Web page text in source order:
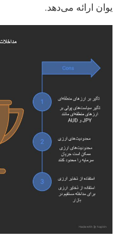
یوان ارائه می‌دهد.